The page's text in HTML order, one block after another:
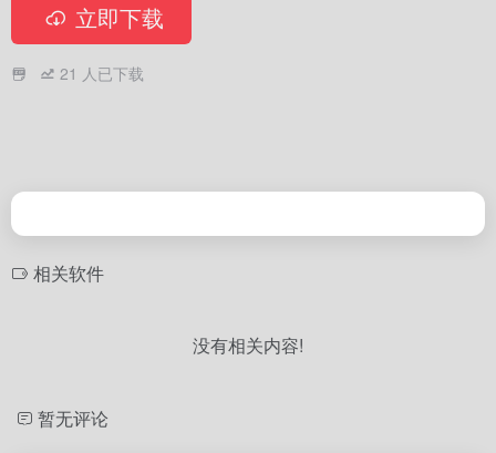
立即下载
21 人已下载
相关软件
没有相关内容!
暂无评论